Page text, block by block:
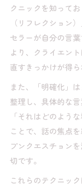
クニックを知って
（リフレクション
セラーが自分の言
より、クライエン
直すきっかけが得ら
また、「明確化」
整理し、具体的な
「それはどのよう
ことで、話の焦点
プンクエスチョン
切です。
これらのテクニッ